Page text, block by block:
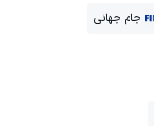
جام جهانی